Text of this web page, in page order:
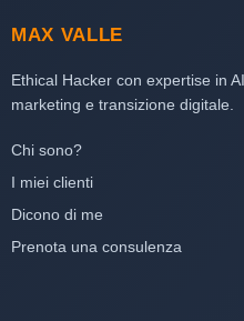
MAX VALLE
Ethical Hacker con expertise in
marketing e transizione digitale.
Chi sono?
I miei clienti
Dicono di me
Prenota una consulenza